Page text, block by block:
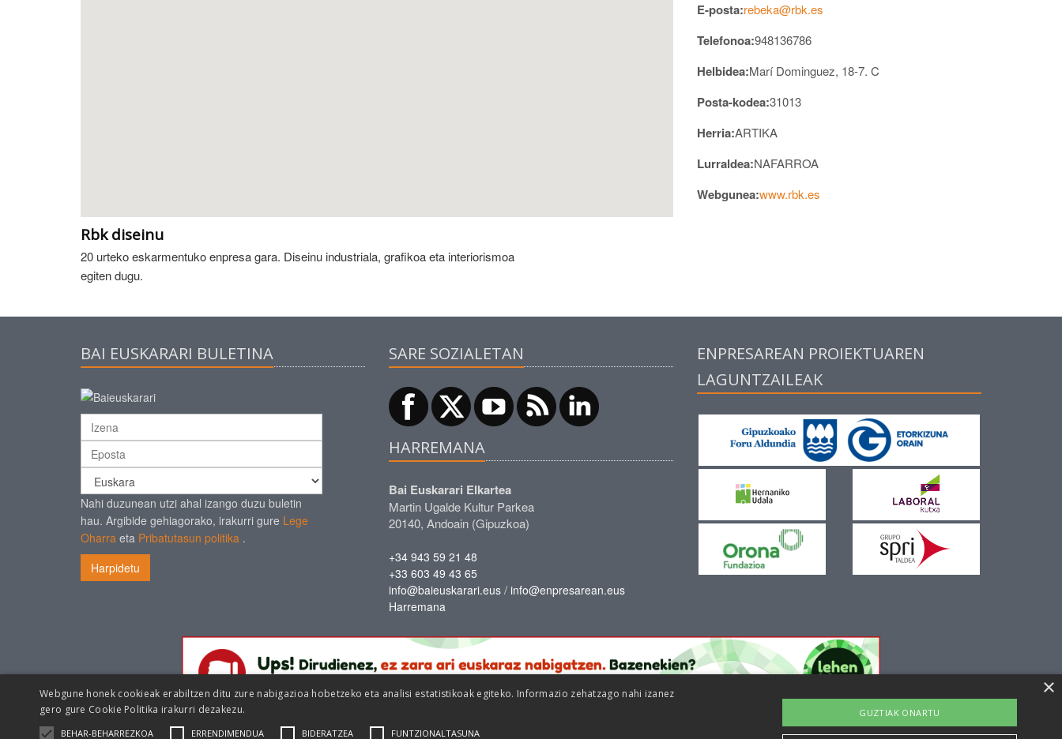
Rbk diseinu
20 urteko eskarmentuko enpresa gara. Diseinu industriala, grafikoa eta interiorismoa
egiten dugu.
E-posta:rebeka@rbk.es
Telefonoa:948136786
Helbidea:Marí Dominguez, 18-7. C
Posta-kodea:31013
Herria:ARTIKA
Lurraldea:NAFARROA
Webgunea:www.rbk.es
BAI EUSKARARI BULETINA
Nahi duzunean utzi ahal izango duzu buletin
hau. Argibide gehiagorako, irakurri gure Lege
Oharra eta Pribatutasun politika .
Harpidetu
SARE SOZIALETAN
HARREMANA
Bai Euskarari Elkartea
Martin Ugalde Kultur Parkea
20140, Andoain (Gipuzkoa)
+34 943 59 21 48
+33 603 49 43 65
info@baieuskarari.eus / info@enpresarean.eus
Harremana
ENPRESAREAN PROIEKTUAREN
LAGUNTZAILEAK
×
Webgune honek cookieak erabiltzen ditu zure nabigazioa hobetzeko eta analisi estatistikoak egiteko. Informazio zehatzago nahi izanez
gero gure Cookie Politika irakurri dezakezu.
BEHAR-BEHARREZKOA ERRENDIMENDUA BIDERATZEA FUNTZIONALTASUNA
GUZTIAK ONARTU